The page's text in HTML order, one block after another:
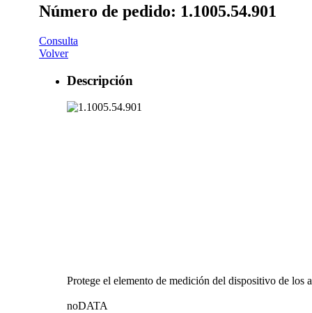
Número de pedido: 1.1005.54.901
Consulta
Volver
Descripción
Protege el elemento de medición del dispositivo de
noDATA